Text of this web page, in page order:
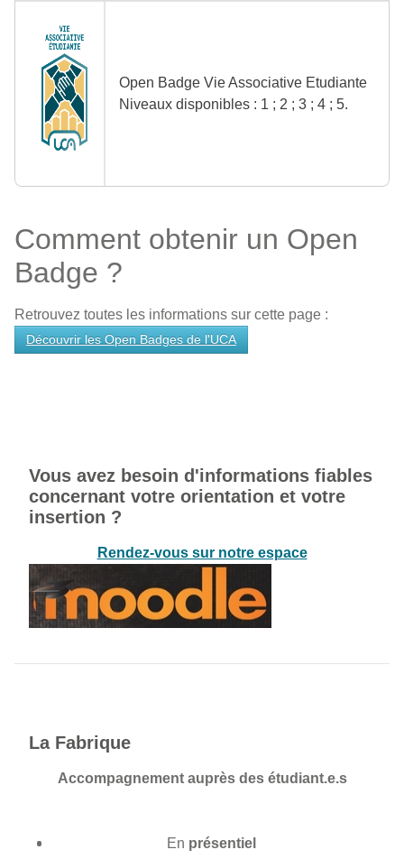
Open Badge Vie Associative Etudiante
Niveaux disponibles : 1 ; 2 ; 3 ; 4 ; 5.
Comment obtenir un Open
Badge ?
Retrouvez toutes les informations sur cette page :
Découvrir les Open Badges de l'UCA
Vous avez besoin d'informations fiables
concernant votre orientation et votre
insertion ?
Rendez-vous sur notre espace
La Fabrique
Accompagnement auprès des étudiant.e.s
En présentiel